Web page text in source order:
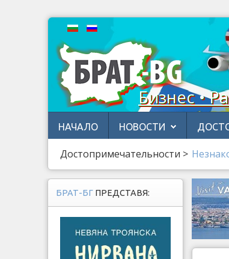
Бизнес •
НАЧАЛО НОВОСТИ
Достопримечательности >
БРАТ-БГ ПРЕДСТАВЯ: